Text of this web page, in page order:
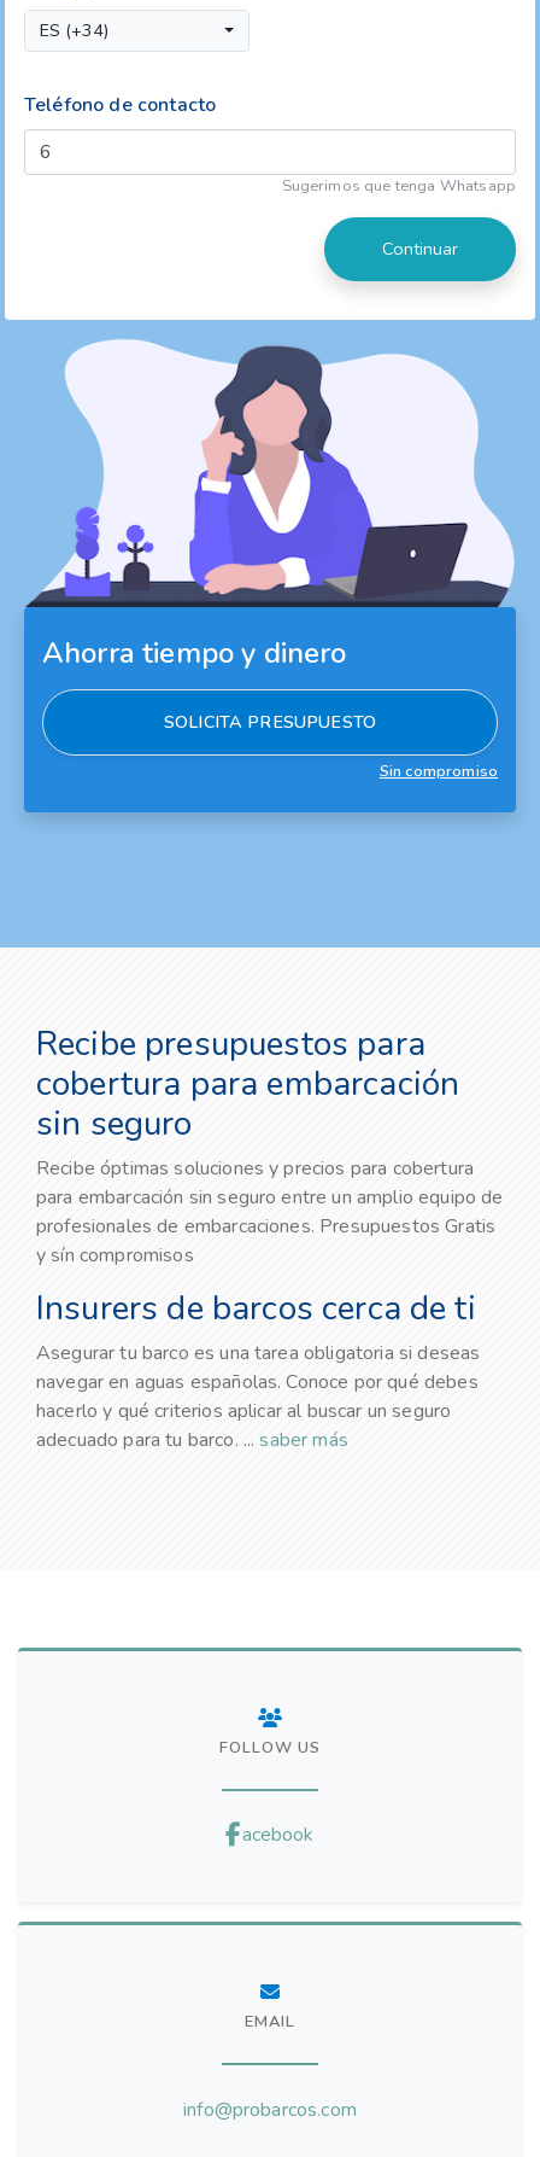
ES (+34)
Teléfono de contacto
Sugerimos que tenga Whatsapp
Ahorra tiempo y dinero
SOLICITA PRESUPUESTO
Sin compromiso
Recibe presupuestos para
cobertura para embarcación
sin seguro
Recibe óptimas soluciones y precios para cobertura
para embarcación sin seguro entre un amplio equipo de
profesionales de embarcaciones. Presupuestos Gratis
y sín compromisos
Insurers de barcos cerca de ti
Asegurar tu barco es una tarea obligatoria si deseas
navegar en aguas españolas. Conoce por qué debes
hacerlo y qué criterios aplicar al buscar un seguro
adecuado para tu barco. ...saber más
FOLLOW US
acebook
EMAIL
info@probarcos.com